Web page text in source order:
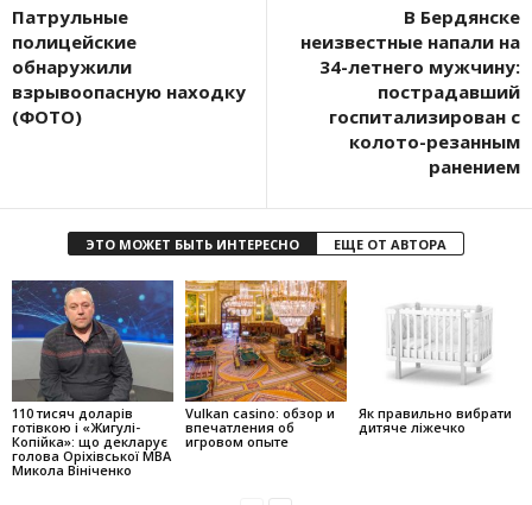
Патрульные
полицейские
обнаружили
взрывоопасную находку
(ФОТО)
В Бердянске
неизвестные напали на
34-летнего мужчину:
пострадавший
госпитализирован с
колото-резанным
ранением
ЭТО МОЖЕТ БЫТЬ ИНТЕРЕСНО ЕЩЕ ОТ АВТОРА
110 тисяч доларів
готівкою і «Жигулі-
Копійка»: що декларує
голова Оріхівської МВА
Микола Вініченко
Vulkan casino: обзор и
впечатления об
игровом опыте
Як правильно вибрати
дитяче ліжечко